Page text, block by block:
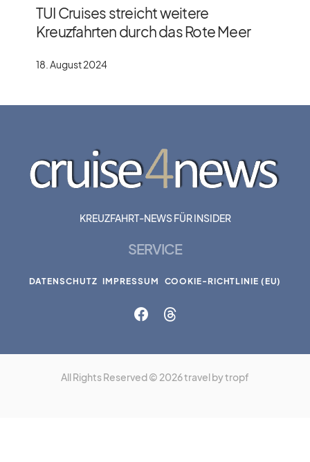
TUI Cruises streicht weitere
Kreuzfahrten durch das Rote Meer
18. August 2024
KREUZFAHRT-NEWS FÜR INSIDER
SERVICE
DATENSCHUTZ IMPRESSUM COOKIE-RICHTLINIE (EU)
All Rights Reserved © 2026 travel by tropf